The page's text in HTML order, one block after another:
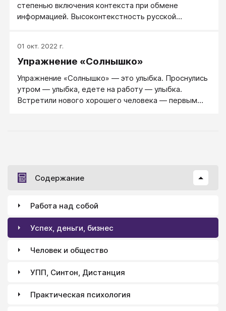
степенью включения контекста при обмене
информацией. Высоконтекстность русской
выразительности мимики. И, в то же время, как в
обыденном сознании, так и в трудах культурологов
русского человека.
01 окт. 2022 г.
Упражнение «Солнышко»
Упражнение «Солнышко» — это улыбка. Проснулись
утром — улыбка, едете на работу — улыбка.
Встретили нового хорошего человека — первым
Содержание
Работа над собой
Успех, деньги, бизнес
Человек и общество
УПП, Синтон, Дистанция
Практическая психология